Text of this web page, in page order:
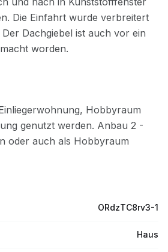
ORdzTC8rv3-1
Haus